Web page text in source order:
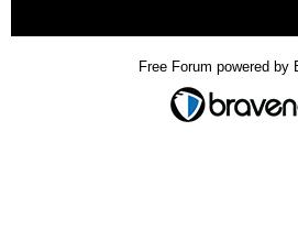
Free Forum powered by